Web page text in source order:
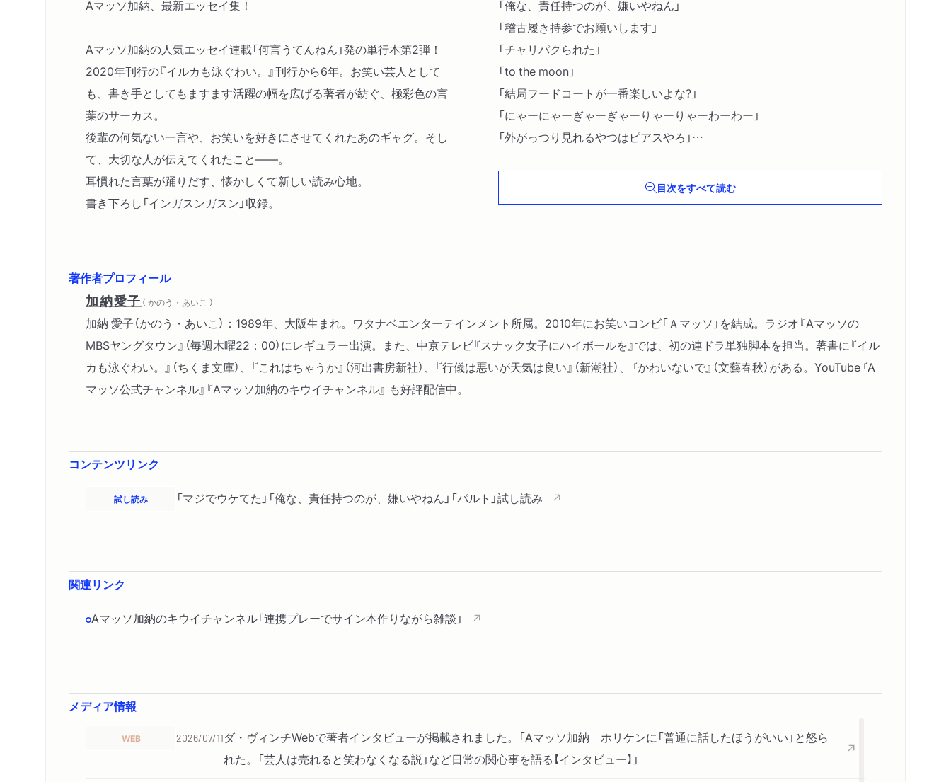
Aマッソ加納、最新エッセイ集！
Aマッソ加納の人気エッセイ連載「何言うてんねん」発の単行本第2弾！
2020年刊行の『イルカも泳ぐわい。』刊行から6年。お笑い芸人として
も、書き手としてもますます活躍の幅を広げる著者が紡ぐ、極彩色の言
葉のサーカス。
後輩の何気ない一言や、お笑いを好きにさせてくれたあのギャグ。そし
て、大切な人が伝えてくれたこと――。
耳慣れた言葉が踊りだす、懐かしくて新しい読み心地。
書き下ろし「インガスンガスン」収録。
「俺な、責任持つのが、嫌いやねん」
「稽古履き持参でお願いします」
「チャリパクられた」
「to the moon」
「結局フードコートが一番楽しいよな?」
「にゃーにゃーぎゃーぎゃーりゃーりゃーわーわー」
「外がっつり見れるやつはピアスやろ」
「ここは、ウソつき村ですよ」
「ひょっとして？」
「なぜなら日々は流れていくから」
「ｙの値はなんぼでしょうか」
「問い」
「俺、親の食べてるかき揚げもパクるんですよ」
「加納」
「お酒お酒！」
「つるてる」
「見つからなければいいな」
目次をすべて読む
著作者プロフィール
加納愛子 （ かのう・あいこ ）
加納 愛子（かのう・あいこ）：1989年、大阪生まれ。ワタナベエンターテインメント所属。2010年にお笑いコンビ「Ａマッソ」を結成。ラジオ『Aマッソの
MBSヤングタウン』（毎週木曜22：00）にレギュラー出演。また、中京テレビ『スナック女子にハイボールを』では、初の連ドラ単独脚本を担当。著書に『イル
カも泳ぐわい。』（ちくま文庫）、『これはちゃうか』（河出書房新社）、『行儀は悪いが天気は良い』（新潮社）、『かわいないで』（文藝春秋）がある。YouTube『A
マッソ公式チャンネル』『Aマッソ加納のキウイチャンネル』 も好評配信中。
コンテンツリンク
試し読み 「マジでウケてた」「俺な、責任持つのが、嫌いやねん」「パルト」試し読み
関連リンク
Aマッソ加納のキウイチャンネル「連携プレーでサイン本作りながら雑談」
メディア情報
WEB 2026/07/11ダ・ヴィンチWebで著者インタビューが掲載されました。「Aマッソ加納 ホリケンに「普通に話したほうがいい」と怒ら
れた。「芸人は売れると笑わなくなる説」など日常の関心事を語る【インタビュー】」